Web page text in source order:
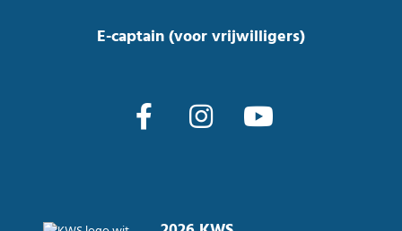
E-captain (voor vrijwilligers)